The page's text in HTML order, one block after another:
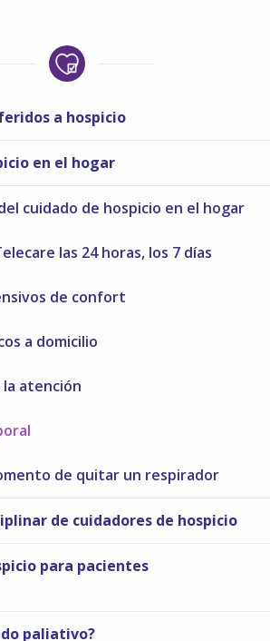
a hospicio
en el hogar
cuidado de hospicio en el hogar
las 24 horas, los 7 días
de confort
a domicilio
atención
de quitar un respirador
de cuidadores de hospicio
para pacientes
paliativo?